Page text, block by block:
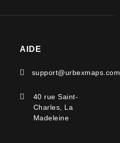
AIDE
 support@urbexmaps.com

40 rue Saint-
Charles, La
Madeleine